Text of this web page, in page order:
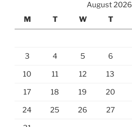
August 2026
M
T W T
3 4 5 6
10 11 12 13
17 18 19 20
24 25 26 27